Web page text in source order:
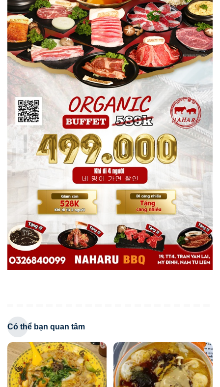
Có thể bạn quan tâm